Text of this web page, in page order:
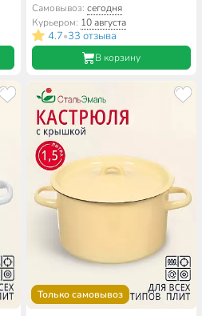
14060
Самовывоз: сегодня
Курьером: 10 августа
4.7•33 отзыва
В корзину
Только самовывоз